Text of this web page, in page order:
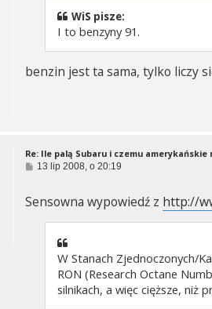
WiS pisze:
I to benzyny 91.
benzin jest ta sama, tylko liczy
Re: Ile palą Subaru i czemu amerykańskie
P
t
13 lip 2008, o 20:19
Sensowna wypowiedź z http://
W Stanach Zjednoczonych/
RON (Research Octane
silnikach, a więc cięższe, niż